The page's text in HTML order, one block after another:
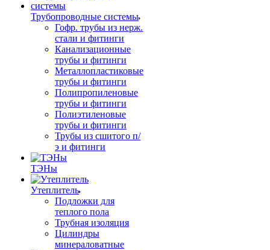
Трубопроводные системы
Гофр. трубы из нерж.
стали и фитинги
Канализационные
трубы и фитинги
Металлопластиковые
трубы и фитинги
Полипропиленовые
трубы и фитинги
Полиэтиленовые
трубы и фитинги
Трубы из сшитого п/
э и фитинги
ТЭНы
Утеплитель
Подложки для
теплого пола
Трубная изоляция
Цилиндры
минераловатные